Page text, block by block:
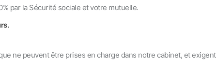
par la Sécurité sociale et votre mutuelle.
ne peuvent être prises en charge dans notre cabinet, et